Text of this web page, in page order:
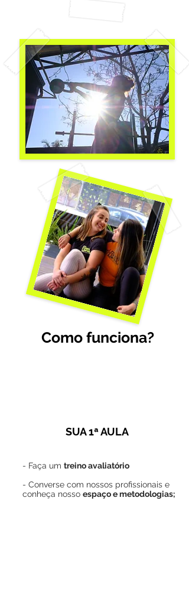
Como funciona?
SUA 1ª AULA
- Faça um treino avaliatório
- Converse com nossos profissionais e
conheça nosso espaço emetodologias;